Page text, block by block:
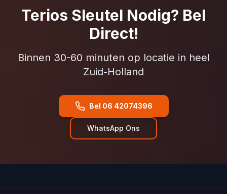
Terios Sleutel Nodig? Bel
Direct!
Binnen 30-60 minuten op locatie in heel
Zuid-Holland
Bel 06 42074396
WhatsApp Ons